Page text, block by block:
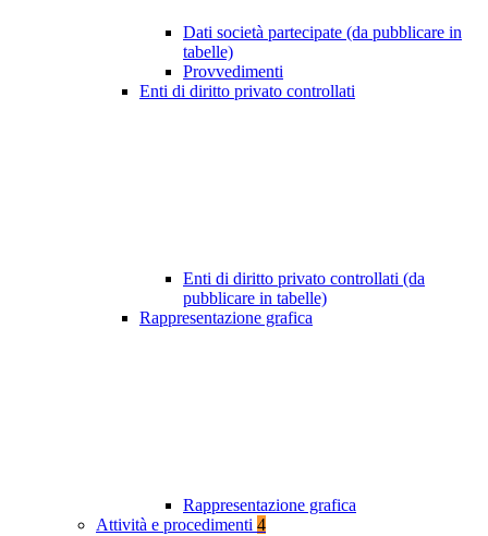
Dati società partecipate (da pubblicare in
tabelle)
Provvedimenti
Enti di diritto privato controllati
Enti di diritto privato controllati (da
pubblicare in tabelle)
Rappresentazione grafica
Rappresentazione grafica
Attività e procedimenti 4